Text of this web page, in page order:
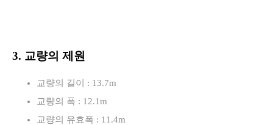
3. 교량의 제원
교량의 길이 : 13.7m
교량의 폭 : 12.1m
교량의 유효폭 : 11.4m